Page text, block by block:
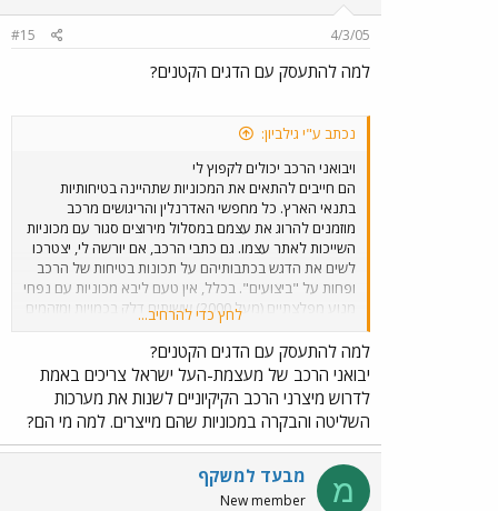
4/3/05
#15
למה להתעסק עם הדגים הקטנים?
נכתב ע"י גילביון:
ויבואני הרכב יכולים לקפוץ לי
הם חייבים להתאים את המכוניות שתהיינה בטיחותיות
בתנאי הארץ. כל מחפשי האדרנלין והריגושים מרכב
מוזמנים להרוג את עצמם במסלול מירוצים סגור עם מכוניות
השייכות לאתר עצמו. גם כתבי הרכב, אם יורשה לי, יצטרכו
לשים את הדגש בכתבותיהם על תכונות בטיחות של הרכב
ופחות על "ביצועים". בכלל, אין טעם ליבא מכוניות עם נפחי
מנוע מפלצתיים (מעל 2000) ששותים דלק בכמויות ומזהמים
כמעט כמו אוטובוסים. במילים אחרות, על המדינה להתאים
את צי הרכב פה למציאות!
לחץ כדי להרחיב...
למה להתעסק עם הדגים הקטנים?
יבואני הרכב של מעצמת-העל ישראל צריכים באמת
לדרוש מיצרני הרכב הקיקיוניים לשנות את מערכות
השליטה והבקרה במכוניות שהם מייצרים. למה מי הם?
מ מבעד למשקף
New member